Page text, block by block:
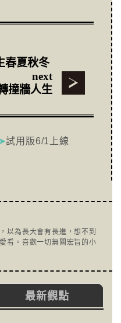
春夏秋冬
next
撞牆人生
➤試用版6/1上線
以為長大會有長進，想不到
看。喜歡一切無關宏旨的小
最新觀點